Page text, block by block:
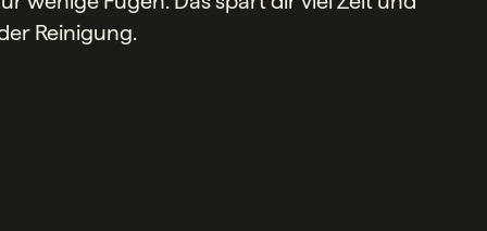
Reinigung.